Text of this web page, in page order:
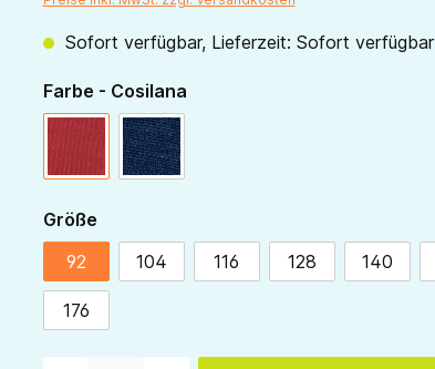
Sofort verfügbar, Lieferzeit: Sofort verfügbar
Farbe - Cosilanaauswählen
marine
Größeauswählen
92
104 116 128 140
176